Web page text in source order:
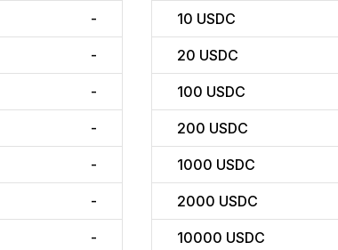
-
-
-
-
-
-
-
10 USDC
20 USDC
100 USDC
200 USDC
1000 USDC
2000 USDC
10000 USDC